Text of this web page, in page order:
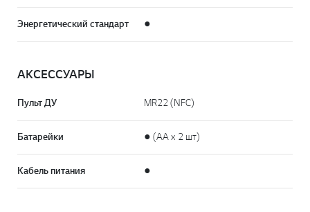
Энергетический стандарт ●
АКСЕССУАРЫ
Пульт ДУ MR22 (NFC)
Батарейки ● (AA x 2 шт)
Кабель питания ●